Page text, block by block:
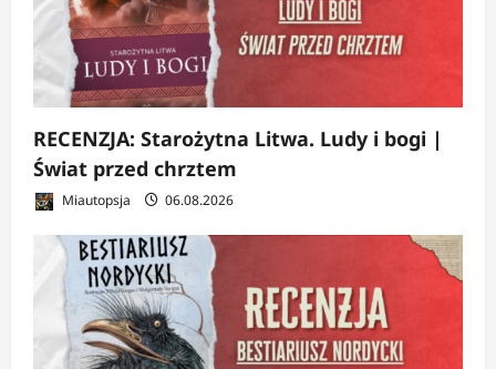
RECENZJA: Starożytna Litwa. Ludy i bogi |
Świat przed chrztem
Miautopsja 06.08.2026